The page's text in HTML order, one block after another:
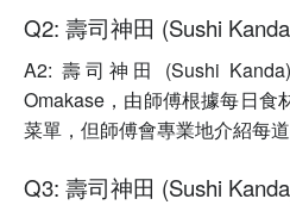
Q2: 壽司神田 (Sushi
A2: 壽司神田 (Sushi
Omakase，由師傅根據每日食
菜單，但師傅會專業地介紹每道
Q3: 壽司神田 (Sushi